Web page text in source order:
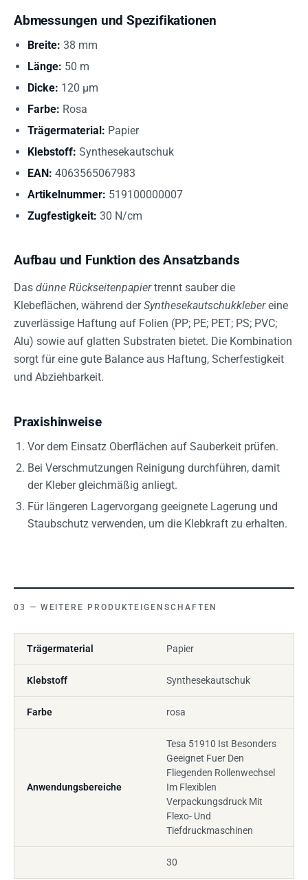
Abmessungen und Spezifikationen
Breite: 38 mm
Länge: 50 m
Dicke: 120 µm
Farbe: Rosa
Trägermaterial: Papier
Klebstoff: Synthesekautschuk
EAN: 4063565067983
Artikelnummer: 519100000007
Zugfestigkeit: 30 N/cm
Aufbau und Funktion des Ansatzbands
Das dünne Rückseitenpapiertrennt sauber die
Klebeflächen, während derSynthesekautschukklebereine
zuverlässige Haftung auf Folien (PP; PE; PET; PS; PVC;
Alu) sowie auf glatten Substraten bietet. Die Kombination
sorgt für eine gute Balance aus Haftung, Scherfestigkeit
und Abziehbarkeit.
Praxishinweise
Vor dem Einsatz Oberflächen auf Sauberkeit prüfen.
Bei Verschmutzungen Reinigung durchführen, damit
der Kleber gleichmäßig anliegt.
Für längeren Lagervorgang geeignete Lagerung und
Staubschutz verwenden, um die Klebkraft zu erhalten.
WEITERE PRODUKTEIGENSCHAFTEN
Trägermaterial Papier
Klebstoff Synthesekautschuk
Farbe rosa
Anwendungsbereiche
Tesa 51910 Ist Besonders
Geeignet Fuer Den
Fliegenden Rollenwechsel
Im Flexiblen
Verpackungsdruck Mit
Flexo- Und
Tiefdruckmaschinen
30